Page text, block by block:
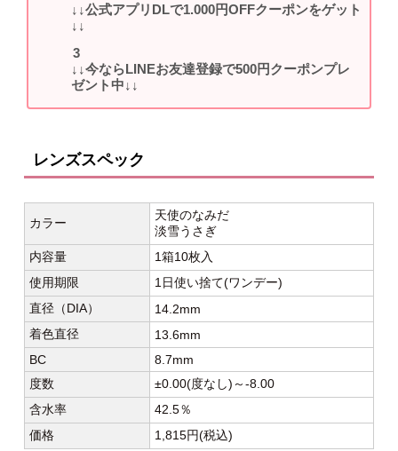
↓↓公式アプリDLで1.000円OFFクーポンをゲット
↓↓
↓↓今ならLINEお友達登録で500円クーポンプレ
ゼント中↓↓
レンズスペック
カラー
天使のなみだ
淡雪うさぎ
内容量
1箱10枚入
使用期限
1日使い捨て(ワンデー)
直径（DIA）
14.2mm
着色直径
13.6mm
BC
8.7mm
度数
±0.00(度なし)～-8.00
含水率
42.5％
価格
1,815円(税込)